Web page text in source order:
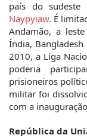
Naypyiaw. É
Andamão, a
Índia,
2010, a Liga
poderia
prisioneiros
militar foi
com a
República da